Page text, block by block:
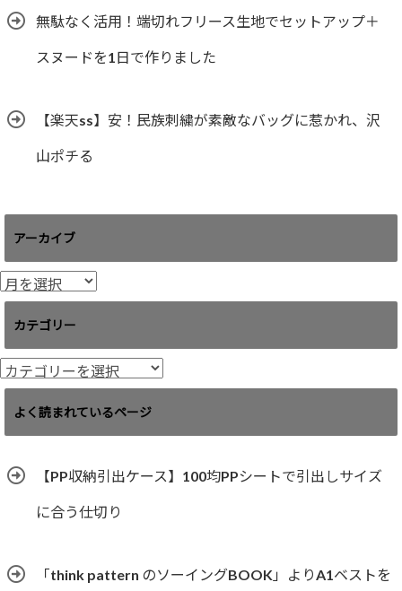
無駄なく活用！端切れフリース生地でセットアップ＋
スヌードを1日で作りました
【楽天ss】安！民族刺繍が素敵なバッグに惹かれ、沢
山ポチる
アーカイブ
ア
ー
イ
ブ
カテゴリー
カ
テ
リ
よく読まれているページ
【PP収納引出ケース】100均PPシートで引出しサイズ
に合う仕切り
「think pattern のソーイングBOOK」よりA1ベストを